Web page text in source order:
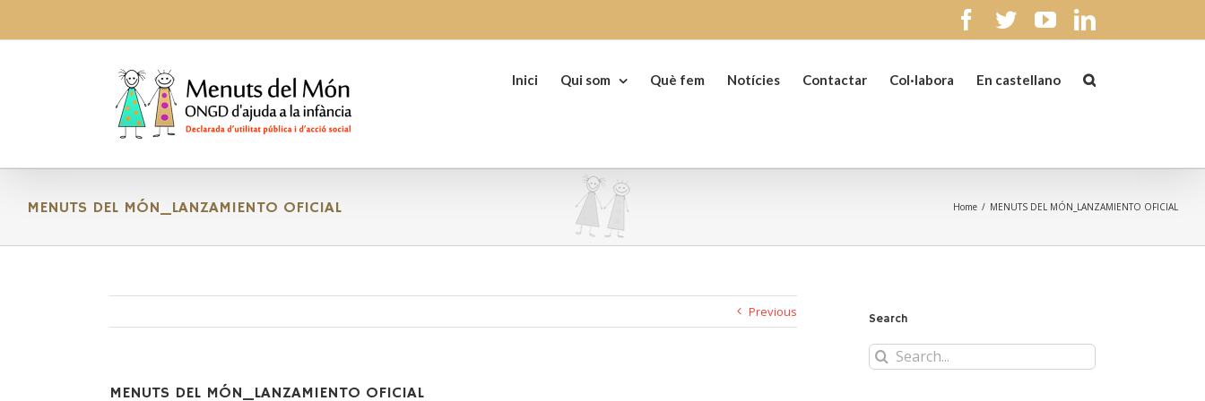
content
facebook
twitteryoutubelinkedin
Inici
Qui som Què fem Notícies Contactar Col·labora En castellano
MENUTS DEL MÓN_LANZAMIENTO OFICIAL Home / MENUTS DEL MÓN_LANZAMIENTO OFICIAL
Previous
MENUTS DEL MÓN_LANZAMIENTO OFICIAL
Search
Search
for: